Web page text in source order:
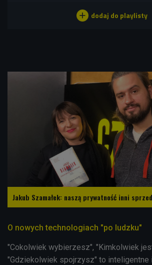
Jakub Szamałek: naszą prywatność inni
O nowych technologiach "po ludzku"
"Cokolwiek wybierzesz", "Kimkolwiek
"Gdziekolwiek spojrzysz" to inteligentne